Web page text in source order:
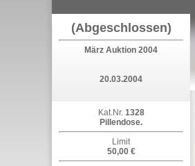
(Abgeschlossen)
März Auktion 2004
20.03.2004
Kat.Nr. 1328
Pillendose.
Limit
50,00 €